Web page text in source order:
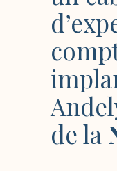
de la